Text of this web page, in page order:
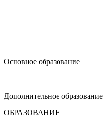
Основное образование
Дополнительное образование
ОБРАЗОВАНИЕ